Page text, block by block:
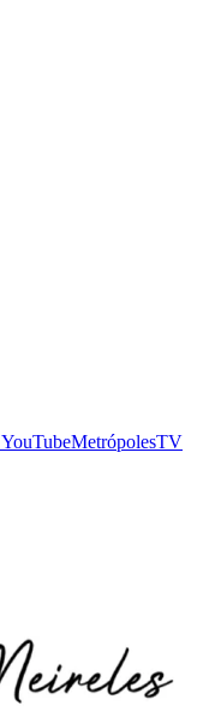
YouTubeMetrópolesTV